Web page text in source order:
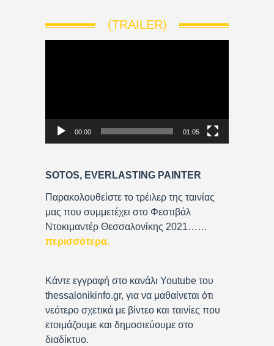
(TRAILER)
P
e
r
00:00 01:05
SOTOS, EVERLASTING PAINTER
Παρακολουθείστε το τρέιλερ της ταινίας
μας που συμμετέχει στο Φεστιβάλ
Ντοκιμαντέρ Θεσσαλονίκης 2021……
περισσότερα.
Κάντε εγγραφή στο κανάλι Youtube του
thessalonikinfo.gr, για να μαθαίνεται ότι
νεότερο σχετικά με βίντεο και ταινίες που
ετοιμάζουμε και δημοσιεύουμε στο
διαδίκτυο.